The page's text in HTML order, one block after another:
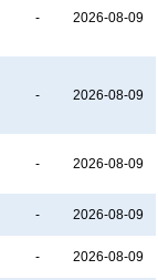
- 2026-08-09
- 2026-08-09
- 2026-08-09
- 2026-08-09
- 2026-08-09